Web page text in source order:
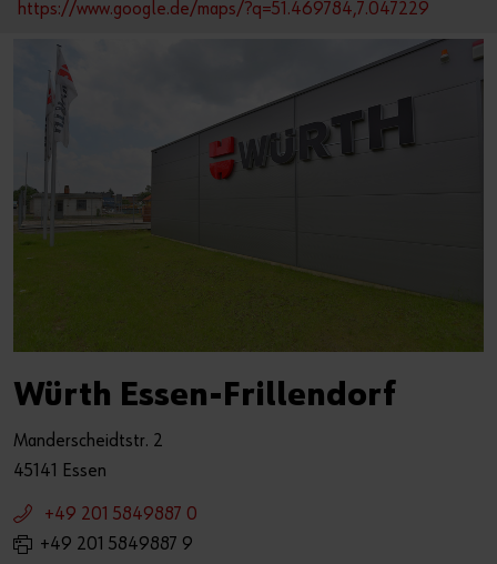
https://www.google.de/maps/?q=51.469784,7.047229
Würth Essen-Frillendorf
Manderscheidtstr. 2
45141 Essen
+49 201 5849887 0
+49 201 5849887 9